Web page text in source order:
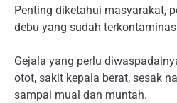
Penting diketahui masyarakat,
debu yang sudah
Gejala yang perlu
otot, sakit kepala berat, sesak
sampai mual dan muntah.